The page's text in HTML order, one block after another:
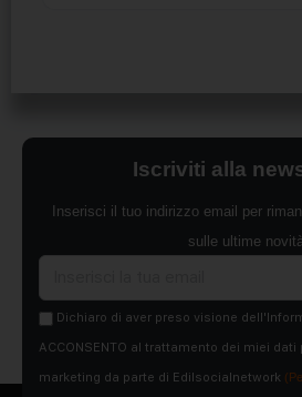
Iscriviti alla
Inserisci il tuo indirizzo email per
sulle ultime novità.
Dichiaro di aver preso visione
ACCONSENTO al trattamento dei miei
marketing da parte di Edilsocialnetwork